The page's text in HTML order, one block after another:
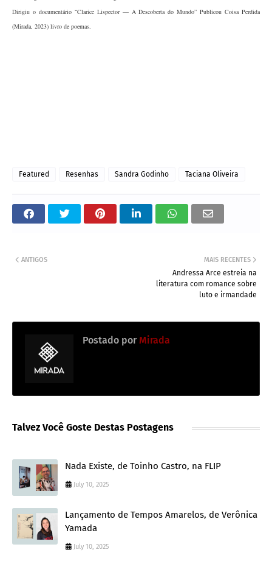
Dirigiu o documentário “Clarice Lispector — A Descoberta do Mundo” Publicou Coisa Perdida
(Mirada, 2023) livro de poemas.
Featured Resenhas Sandra Godinho Taciana Oliveira
MAIS RECENTES
Andressa Arce estreia na
literatura com romance sobre
luto e irmandade
ANTIGOS
Postado por Mirada
Talvez Você Goste Destas Postagens
Nada Existe, de Toinho Castro, na FLIP
July 10, 2025
Lançamento de Tempos Amarelos, de Verônica
Yamada
July 10, 2025